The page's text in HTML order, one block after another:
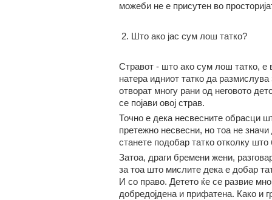
можеби не е присутен во
2. Што ако јас сум лош татко?
Стравот - што ако сум лош татко, е
натера идниот татко да
отворат многу рани од неговото
се појави овој страв.
Точно е дека несвесните обрасци
претежно несвесни, но тоа не
станете подобар татко отколку
Затоа, драги бремени жени,
за тоа што мислите дека е добар
И со право. Детето ќе се развие
добредојдена и прифатена. Како и